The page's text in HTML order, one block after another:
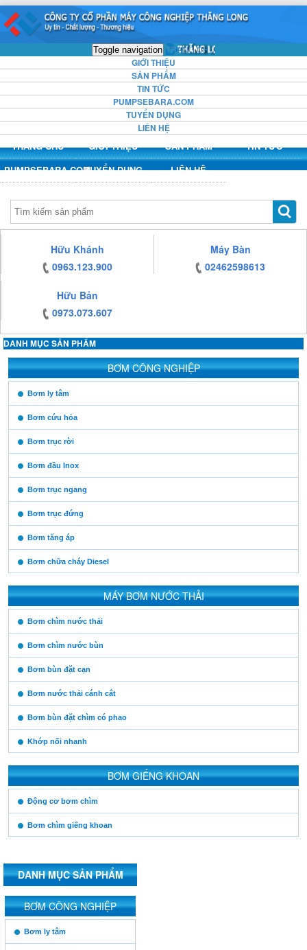
https:/www.high-
endrolex.com/13
https:/www.high-
endrolex.com/13
https:/www.high-
endrolex.com/13
https:/www.high-
endrolex.com/13
Toggle navigation TRANG CHỦ
GIỚI THIỆU
SẢN PHẨM
TIN TỨC
PUMPSEBARA.COM
TUYỂN DỤNG
LIÊN HỆ
TRANG CHỦ GIỚI THIỆU SẢN PHẨM
TIN TỨC
PUMPSEBARA.COMTUYỂN DỤNG LIÊN HỆ
endrolex.com/13Hữu Khánh
0963.123.900
Máy Bàn
02462598613
Hữu Bản
0973.073.607
DANH MỤC SẢN PHẨM
https:/www.high-
endrolex.com/13
BƠM CÔNG NGHIỆP
https:/www.high-
endrolex.com/13
Bơm ly tâm
Bơm cứu hỏa
Bơm trục rời
Bơm đầu Inox
Bơm trục ngang
Bơm trục đứng
Bơm tăng áp
Bơm chữa cháy Diesel
MÁY BƠM NƯỚC THẢI
https:/www.high-
endrolex.com/13
Bơm chìm nước thải
Bơm chìm nước bùn
Bơm bùn đặt cạn
Bơm nước thải cánh cắt
Bơm bùn đặt chìm có phao
Khớp nối nhanh
BƠM GIẾNG KHOAN
https:/www.high-
endrolex.com/13
Động cơ bơm chìm
Bơm chìm giếng khoan
DANH MỤC SẢN PHẨM
https:/www.high-
endrolex.com/13
BƠM CÔNG NGHIỆP
https:/www.high-
endrolex.com/13
Bơm ly tâm